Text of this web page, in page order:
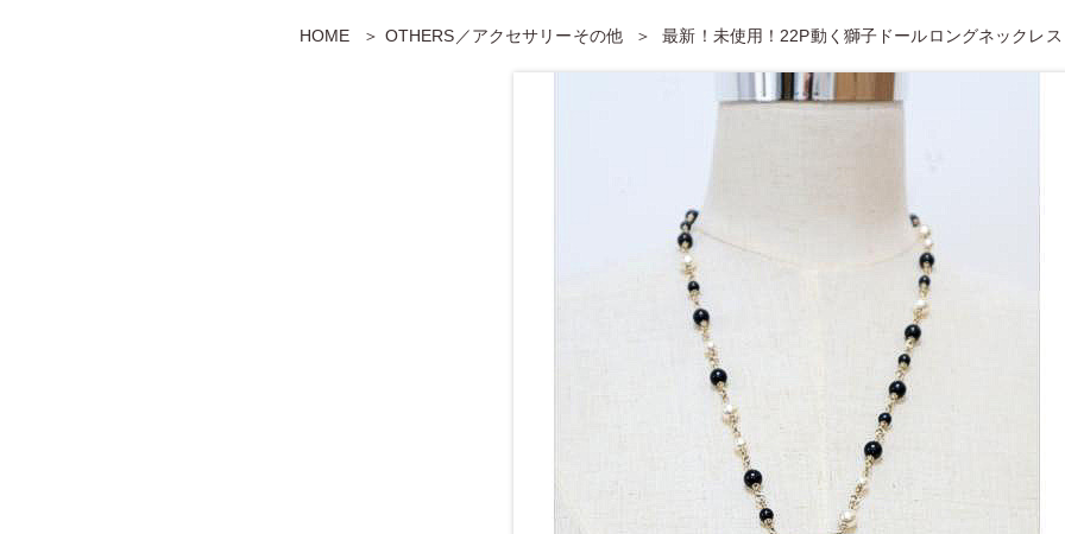
HOME OTHERS／アクセサリーその他 最新！未使用！22P動く獅子ドールロングネックレ